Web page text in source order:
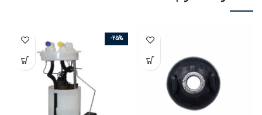
-25%